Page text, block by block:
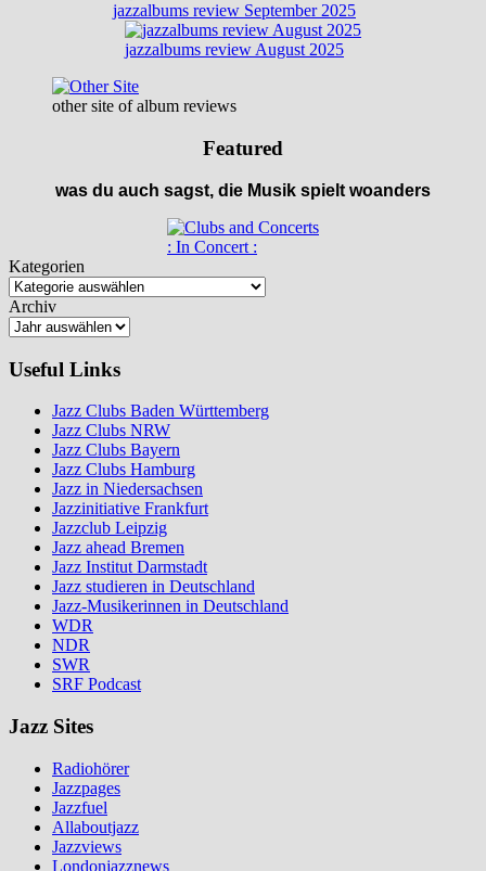
jazzalbums review September 2025
jazzalbums review August 2025
other site of album reviews
Featured
was du auch sagst, die Musik spielt woanders
: In Concert :
Kategorien
Archiv
Useful Links
Jazz Clubs Baden Württemberg
Jazz Clubs NRW
Jazz Clubs Bayern
Jazz Clubs Hamburg
Jazz in Niedersachsen
Jazzinitiative Frankfurt
Jazzclub Leipzig
Jazz ahead Bremen
Jazz Institut Darmstadt
Jazz studieren in Deutschland
Jazz-Musikerinnen in Deutschland
WDR
NDR
SWR
SRF Podcast
Jazz Sites
Radiohörer
Jazzpages
Jazzfuel
Allaboutjazz
Jazzviews
Londonjazznews